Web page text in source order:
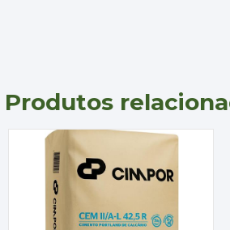
Produtos